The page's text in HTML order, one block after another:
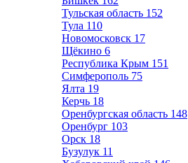
Тульская область 152
Тула 110
Новомосковск 17
Щёкино 6
Республика Крым 151
Симферополь 75
Ялта 19
Керчь 18
Оренбургская область 148
Оренбург 103
Орск 18
Бузулук 11